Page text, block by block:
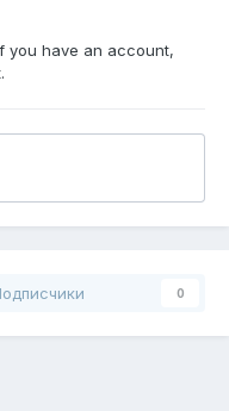
you have an account,
0